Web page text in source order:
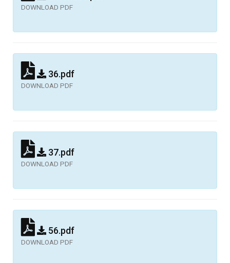
DOWNLOAD PDF
36.pdf
DOWNLOAD PDF
37.pdf
DOWNLOAD PDF
56.pdf
DOWNLOAD PDF